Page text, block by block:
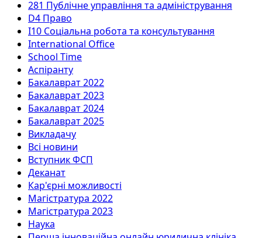
281 Публічне управління та адміністрування
D4 Право
I10 Соціальна робота та консультування
International Office
School Time
Аспіранту
Бакалаврат 2022
Бакалаврат 2023
Бакалаврат 2024
Бакалаврат 2025
Викладачу
Всі новини
Вступник ФСП
Деканат
Кар'єрні можливості
Магістратура 2022
Магістратура 2023
Наука